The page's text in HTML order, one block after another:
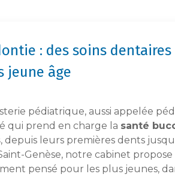
: des soins
jeune âge
pédiatrique, aussi appelée
qui prend en charge la santé
, depuis leurs premières dents
Genèse, notre cabinet propose
pensé pour les plus jeunes,